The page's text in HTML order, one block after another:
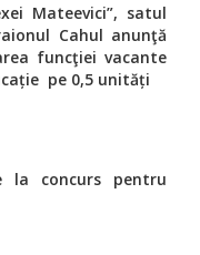
Mateevici”, satul
Cahul anunţă
funcţiei vacante
pe 0,5 unități
la concurs pentru